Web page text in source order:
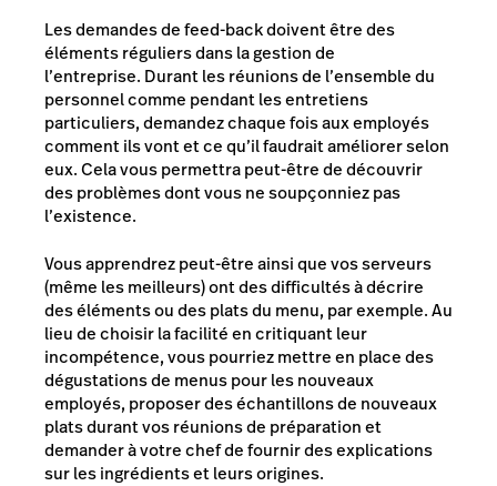
Les demandes de feed-back doivent être des
éléments réguliers dans la gestion de
l’entreprise. Durant les réunions de l’ensemble du
personnel comme pendant les entretiens
particuliers, demandez chaque fois aux employés
comment ils vont et ce qu’il faudrait améliorer selon
eux. Cela vous permettra peut-être de découvrir
des problèmes dont vous ne soupçonniez pas
l’existence.
Vous apprendrez peut-être ainsi que vos serveurs
(même les meilleurs) ont des difficultés à décrire
des éléments ou des plats du menu, par exemple. Au
lieu de choisir la facilité en critiquant leur
incompétence, vous pourriez mettre en place des
dégustations de menus pour les nouveaux
employés, proposer des échantillons de nouveaux
plats durant vos réunions de préparation et
demander à votre chef de fournir des explications
sur les ingrédients et leurs origines.